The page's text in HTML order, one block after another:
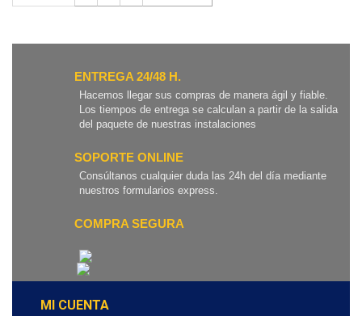
ENTREGA 24/48 H.
Hacemos llegar sus compras de manera ágil y fiable.
Los tiempos de entrega se calculan a partir de la salida
del paquete de nuestras instalaciones
SOPORTE ONLINE
Consúltanos cualquier duda las 24h del día mediante
nuestros formularios express.
COMPRA SEGURA
MI CUENTA